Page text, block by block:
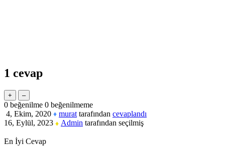
1 cevap
0 beğenilme 0 beğenilmeme
4, Ekim, 2020 ♦ murat tarafından cevaplandı
16, Eylül, 2023 ♦ Admin tarafından seçilmiş
En İyi Cevap